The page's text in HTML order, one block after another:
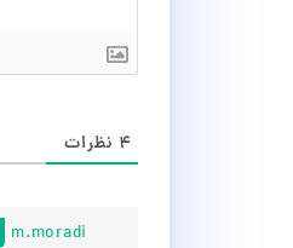
۴ نظرات
m.moradi